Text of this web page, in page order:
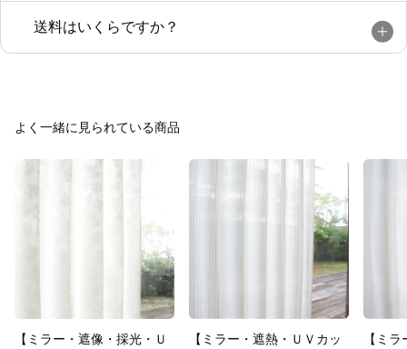
送料はいくらですか？
よく一緒に見られている商品
【ミラー・遮像・採光・Ｕ
【ミラー・遮熱・ＵＶカッ
【ミ